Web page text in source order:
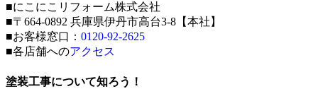
■にこにこリフォーム株式会社
■〒664-0892 兵庫県伊丹市高台3-8【本社】
■お客様窓口： 0120-92-2625
■各店舗へのアクセス
塗装工事について知ろう！